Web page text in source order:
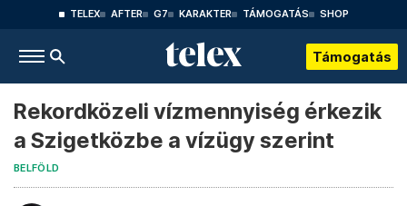
TELEX AFTER G7 KARAKTER TÁMOGATÁS SHOP
Támogatás
Rekordközeli vízmennyiség érkezik
a Szigetközbe a vízügy szerint
BELFÖLD